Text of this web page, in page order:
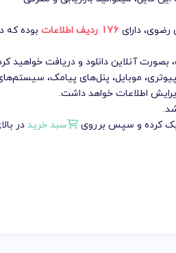
رضوی، دارای 176 ردیف اطلاعات
بوده که
از پرداخت، بصورت آنلاین دانلود و دریافت خواهید
موبایل، پنل‌های پیامک،
اطلاعات خواهد داشت.
کرده و سپس برروی
سبد خریددر